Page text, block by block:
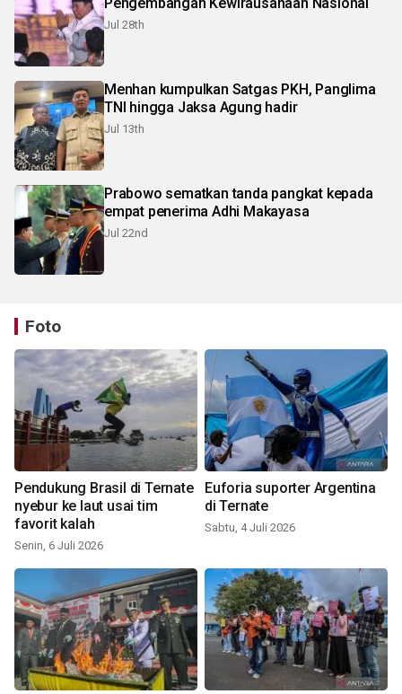
Jul 28th
Menhan kumpulkan Satgas PKH, Panglima
TNI hingga Jaksa Agung hadir
Jul 13th
Prabowo sematkan tanda pangkat kepada
empat penerima Adhi Makayasa
Jul 22nd
Foto
Pendukung Brasil di Ternate
nyebur ke laut usai tim
favorit kalah
Senin, 6 Juli 2026
Euforia suporter Argentina
di Ternate
Sabtu, 4 Juli 2026